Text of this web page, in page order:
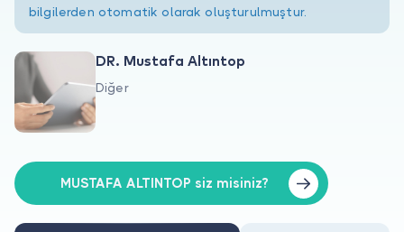
Hakkımızda
Doktorlar için
bilgilerden otomatik olarak oluşturulmuştur.
DR. Mustafa Altıntop
Diğer
MUSTAFA ALTINTOP siz misiniz?